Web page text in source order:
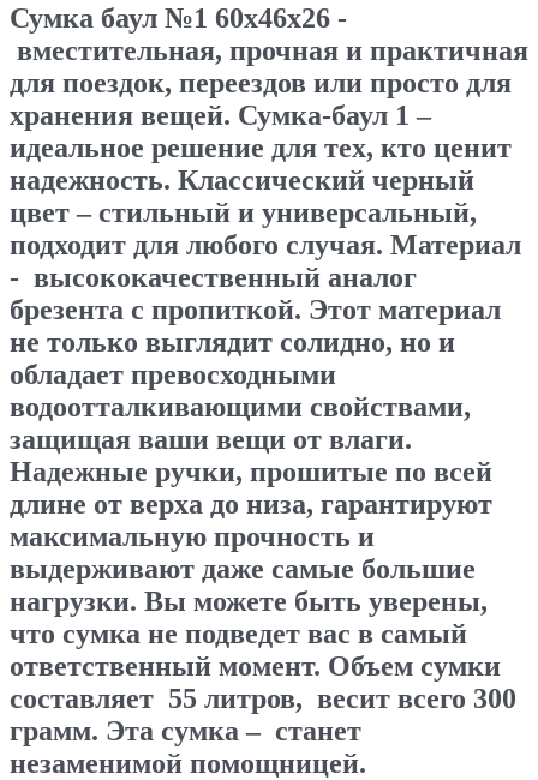
Сумка баул №1 60х46х26 -
вместительная, прочная и практичная
для поездок, переездов или просто для
хранения вещей. Сумка-баул 1 –
идеальное решение для тех, кто ценит
надежность. Классический черный
цвет – стильный и универсальный,
подходит для любого случая. Материал
- высококачественный аналог
брезента с пропиткой. Этот материал
не только выглядит солидно, но и
обладает превосходными
водоотталкивающими свойствами,
защищая ваши вещи от влаги.
Надежные ручки, прошитые по всей
длине от верха до низа, гарантируют
максимальную прочность и
выдерживают даже самые большие
нагрузки. Вы можете быть уверены,
что сумка не подведет вас в самый
ответственный момент. Объем сумки
составляет 55 литров, весит всего 300
грамм. Эта сумка – станет
незаменимой помощницей.